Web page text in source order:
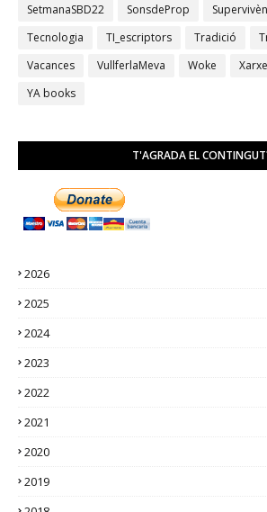
SetmanaSBD22
SonsdeProp
Tecnologia
TI_escriptors Tradició
Vacances
VullferlaMeva Woke
YA books
T'AGRADA EL
2026
2025
2024
2023
2022
2021
2020
2019